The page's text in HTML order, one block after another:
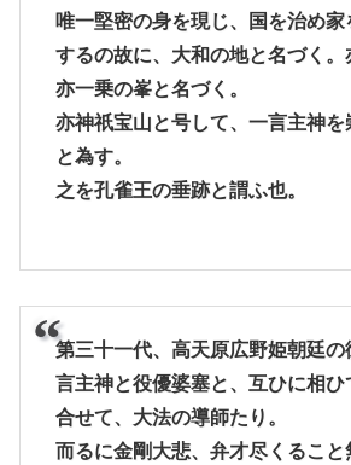
唯一堅密の身を現じ、国を治め家
するの故に、大和の地と名づく。
亦一乗の峯と名づく。
亦神祇宝山と号して、一言主神
と為す。
之を孔雀王の垂跡と謂ふ也。
第三十一代、高天原広野姫朝廷
言主神と役優婆塞と、互ひに相
合せて、大法の導師たり。
而るに金剛大悲、弁才尽くるこ